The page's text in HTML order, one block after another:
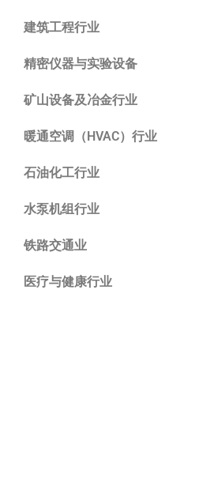
建筑工程行业
精密仪器与实验设备
矿山设备及冶金行业
暖通空调（HVAC）行业
石油化工行业
水泵机组行业
铁路交通业
医疗与健康行业